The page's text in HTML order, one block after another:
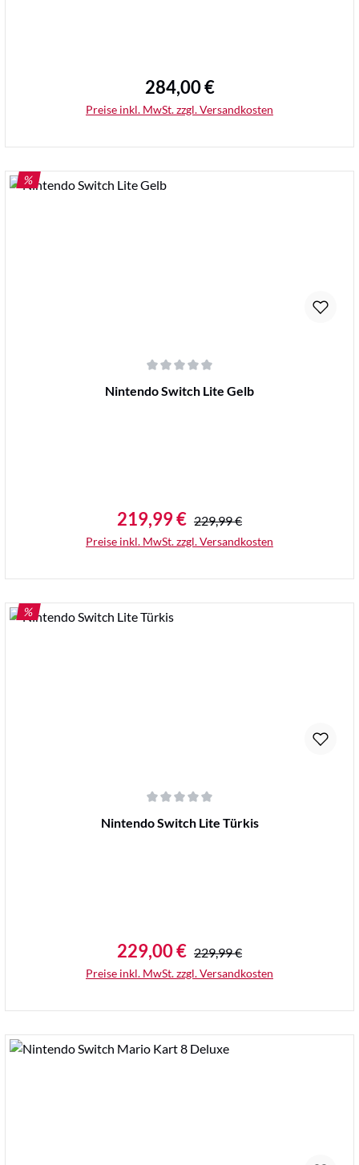
Regulärer Preis:
284,00 €
Preise inkl. MwSt. zzgl. Versandkosten
RABATT
%
Durchschnittliche Bewertung von 0 von 5 Sternen
Nintendo Switch Lite Gelb
Verkaufspreis:
219,99 € Regulärer Preis:
229,99 €
Preise inkl. MwSt. zzgl. Versandkosten
RABATT
%
Durchschnittliche Bewertung von 0 von 5 Sternen
Nintendo Switch Lite Türkis
Verkaufspreis:
229,00 € Regulärer Preis:
229,99 €
Preise inkl. MwSt. zzgl. Versandkosten